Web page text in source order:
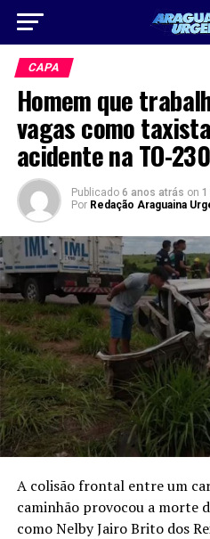
CAPA
Homem que
vagas como
acidente na TO-230
Publicado 6 anos atrás on 1
Por Redação Araguaina
A colisão frontal entre um
caminhão provocou a morte
como Nelby Jairo Brito dos